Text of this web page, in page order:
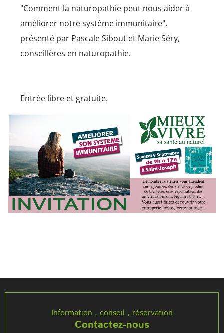
"Comment la naturopathie peut nous aider à
améliorer notre système immunitaire",
présenté par Pascale Sibout et Marie Séry,
conseillères en naturopathie.
Entrée libre et gratuite.
Information , conseil , réservation
Contactez-nous